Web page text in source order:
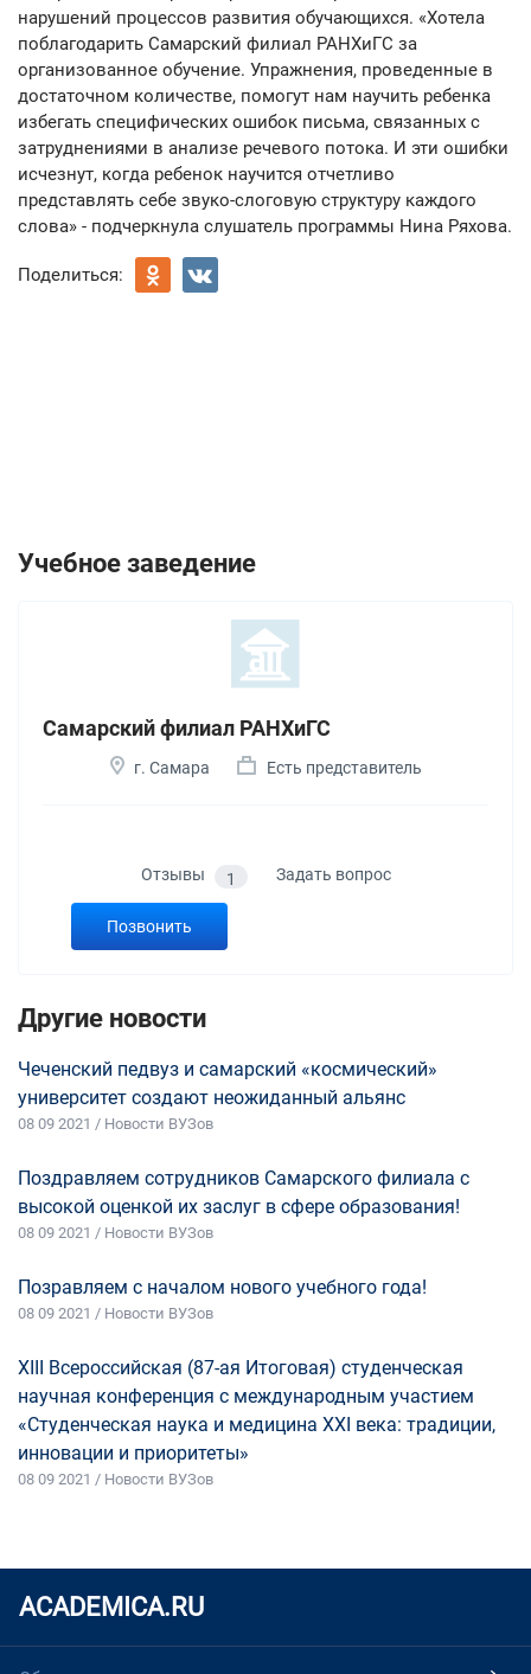
нарушений процессов развития обучающихся. «Хотела
поблагодарить Самарский филиал РАНХиГС за
организованное обучение. Упражнения, проведенные в
достаточном количестве, помогут нам научить ребенка
избегать специфических ошибок письма, связанных с
затруднениями в анализе речевого потока. И эти ошибки
исчезнут, когда ребенок научится отчетливо
представлять себе звуко-слоговую структуру каждого
слова» - подчеркнула слушатель программы Нина Ряхова.
Поделиться:
Учебное заведение
Самарский филиал РАНХиГС
г. Самара Есть представитель
Отзывы 1 Задать вопрос
Позвонить
Другие новости
Чеченский педвуз и самарский «космический»
университет создают неожиданный альянс
08 09 2021 / Новости ВУЗов
Поздравляем сотрудников Самарского филиала с
высокой оценкой их заслуг в сфере образования!
08 09 2021 / Новости ВУЗов
Позравляем с началом нового учебного года!
08 09 2021 / Новости ВУЗов
XIII Всероссийская (87-ая Итоговая) студенческая
научная конференция с международным участием
«Студенческая наука и медицина XXI века: традиции,
инновации и приоритеты»
08 09 2021 / Новости ВУЗов
ACADEMICA.RU